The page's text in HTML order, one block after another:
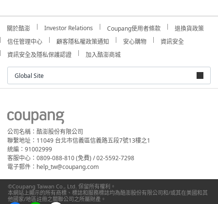
關於酷澎 Investor Relations Coupang使用者條款
退換貨政策
信任管理中心
顧客隱私權政策通知 安心購物
資訊安全
資訊安全及隱私保護認證
加入酷澎商城
Global Site
公司名稱：酷澎股份有限公司
聯繫地址：11049 台北市信義區信義路五段7號13樓之1
統編：91002999
客服中心：0809-088-810 (免費) / 02-5592-7298
電子郵件：help_tw@coupang.com
©Coupang Taiwan Co., Ltd. 保留所有權利。
本網站上顯示的所有商標、標誌和服務標誌均為酷澎股份有限公司和/或其在美國和其
他國家/地區註冊之關聯公司之所屬財產。